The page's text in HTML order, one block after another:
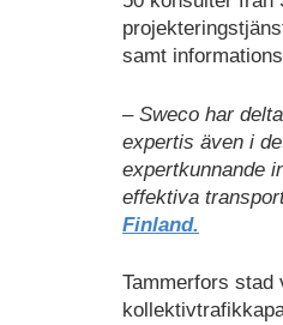
samt
– Sweco har
expertis även i
expertkunnande
effektiva
Finland.
Tammerfors stad